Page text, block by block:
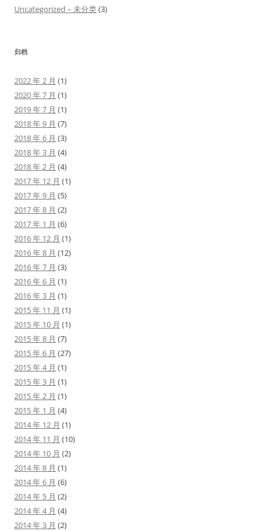
Uncategorized – 未分类(3)
归档
2022 年 2 月 (1)
2020 年 7 月 (1)
2019 年 7 月 (1)
2018 年 9 月 (7)
2018 年 6 月 (3)
2018 年 3 月 (4)
2018 年 2 月 (4)
2017 年 12 月 (1)
2017 年 9 月 (5)
2017 年 8 月 (2)
2017 年 1 月 (6)
2016 年 12 月 (1)
2016 年 8 月 (12)
2016 年 7 月 (3)
2016 年 6 月 (1)
2016 年 3 月 (1)
2015 年 11 月 (1)
2015 年 10 月 (1)
2015 年 8 月 (7)
2015 年 6 月 (27)
2015 年 4 月 (1)
2015 年 3 月 (1)
2015 年 2 月 (1)
2015 年 1 月 (4)
2014 年 12 月 (1)
2014 年 11 月 (10)
2014 年 10 月 (2)
2014 年 8 月 (1)
2014 年 6 月 (6)
2014 年 5 月 (2)
2014 年 4 月 (4)
2014 年 3 月 (2)